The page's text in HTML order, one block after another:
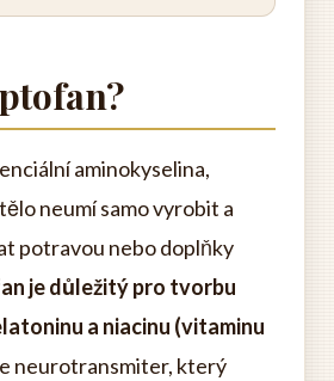
aminokyselina,
neumí samo vyrobit a
potravou nebo doplňky
je důležitý pro tvorbu
a niacinu (vitaminu
neurotransmiter, který